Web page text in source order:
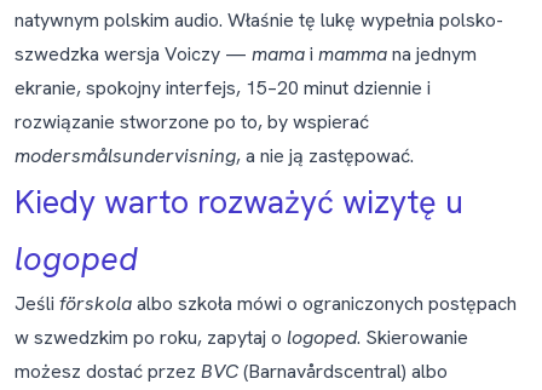
natywnym polskim audio. Właśnie tę lukę wypełnia polsko-
szwedzka wersja Voiczy — mamai mammana jednym
ekranie, spokojny interfejs, 15–20 minut dziennie i
rozwiązanie stworzone po to, by wspierać
modersmålsundervisning, a nie ją zastępować.
Kiedy warto rozważyć wizytę u
logoped
Jeśli förskolaalbo szkoła mówi o ograniczonych postępach
w szwedzkim po roku, zapytaj o logoped. Skierowanie
możesz dostać przez BVC(Barnavårdscentral) albo